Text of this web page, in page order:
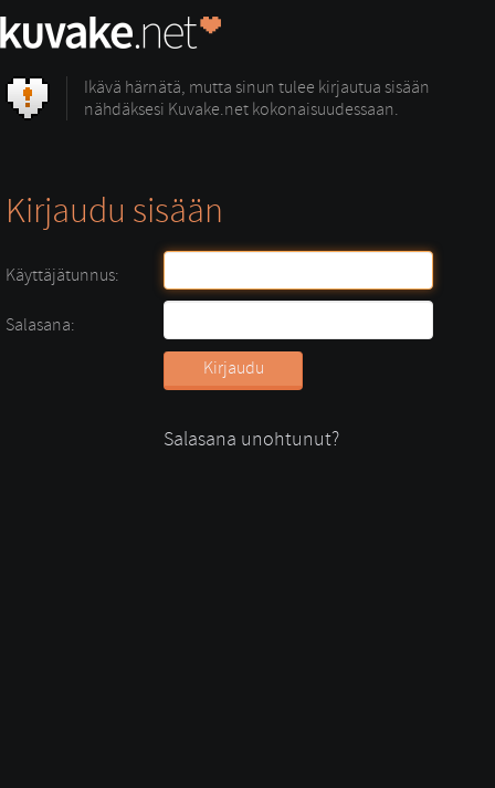
Ikävä härnätä, mutta sinun tulee kirjautua sisään
nähdäksesi Kuvake.net kokonaisuudessaan.
Kirjaudu sisään
Käyttäjätunnus:
Salasana:
Salasana unohtunut?